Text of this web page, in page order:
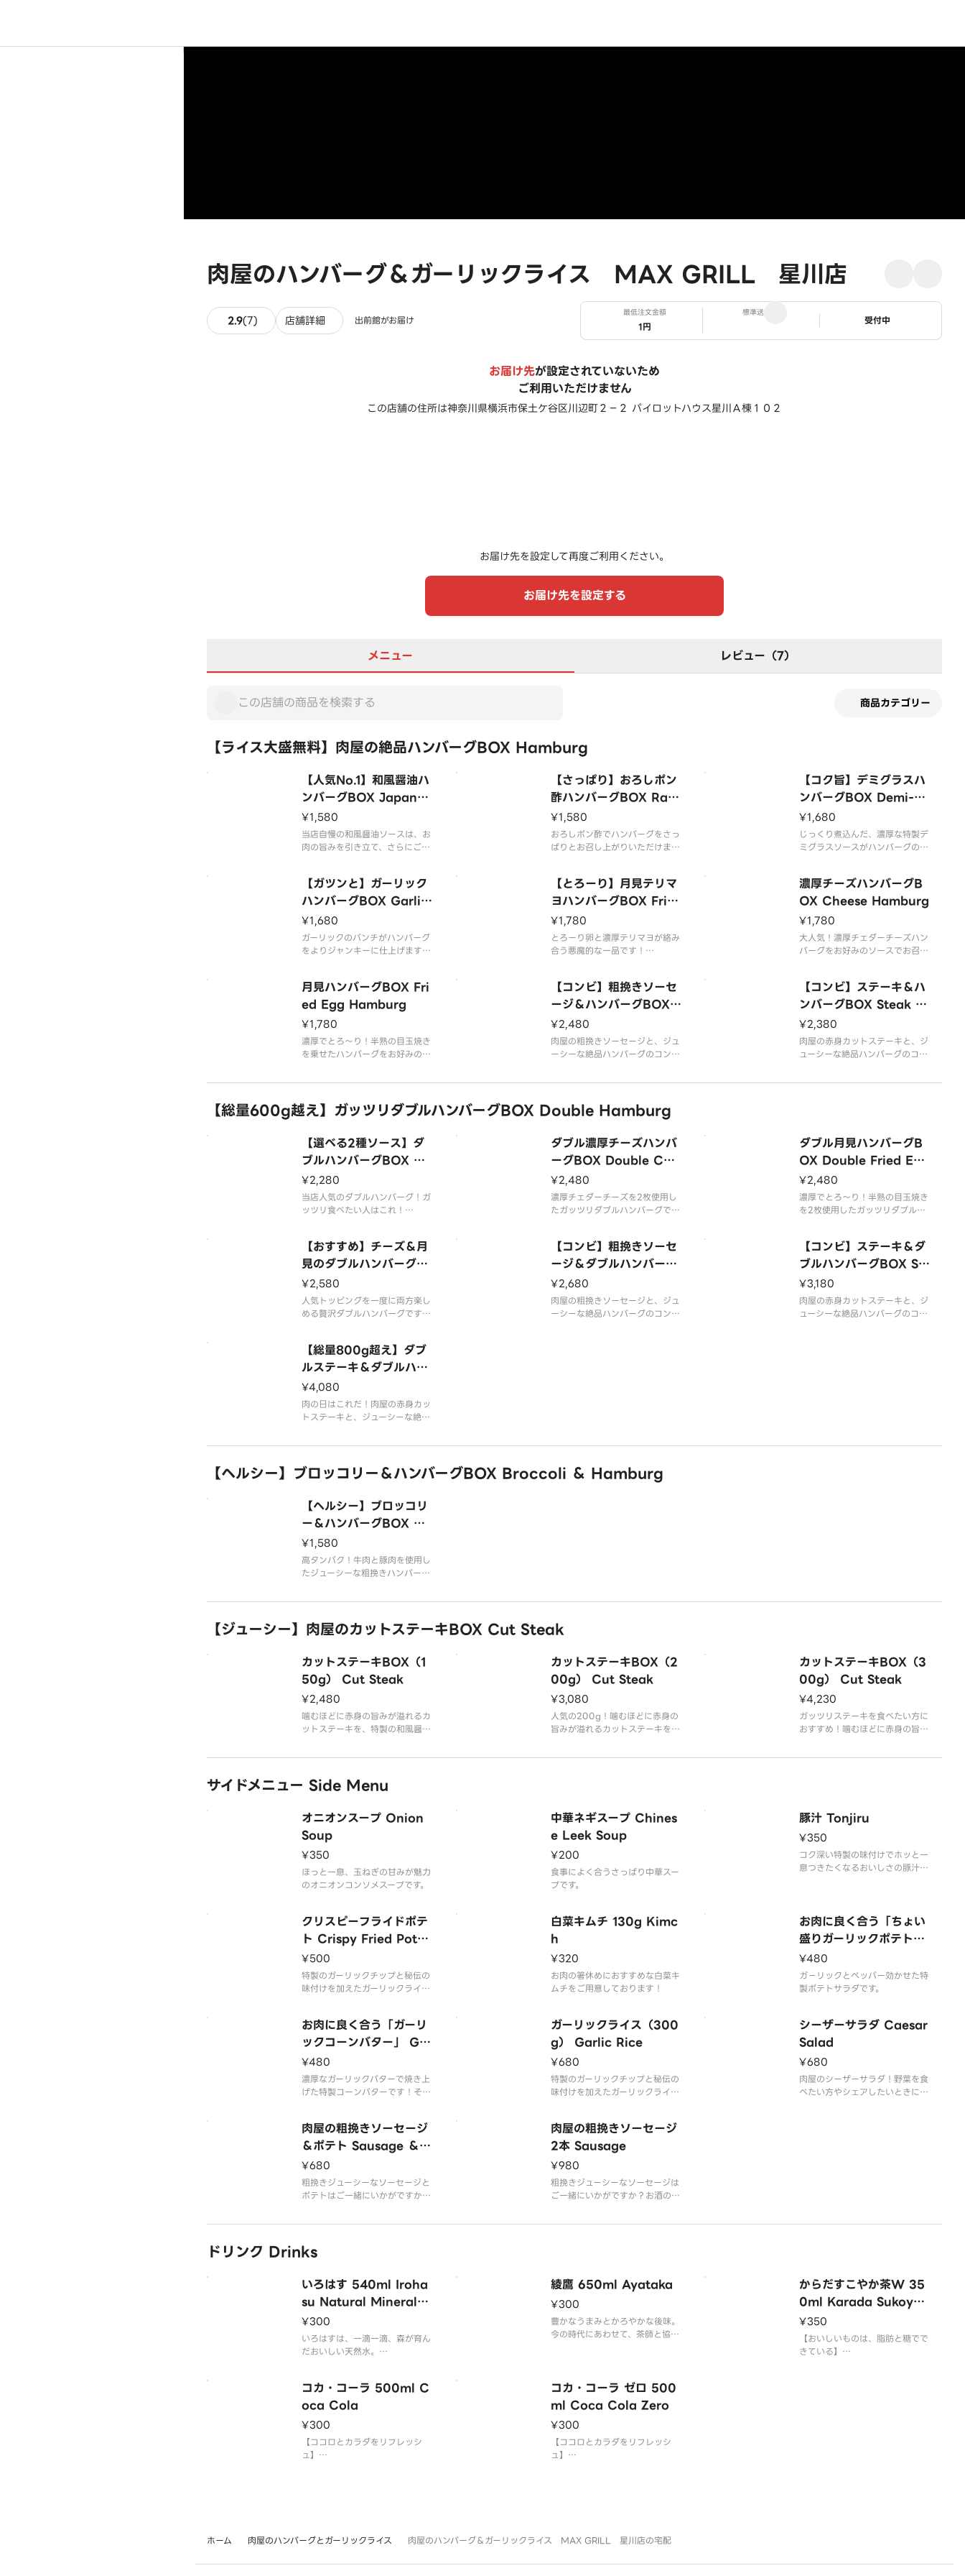
肉屋のハンバーグ＆ガーリックライス MAX GRILL 星川店
2.9(7) 7件のレビュー
店舗詳細 出前館がお届け
最低注文金額
1円
標準送料
ステータス
受付中
お届け先が設定されていないため
ご利用いただけません
この店舗の住所は神奈川県横浜市保土ケ谷区川辺町２－２ パイロットハウス星川Ａ棟１０２
お届け先を設定して再度ご利用ください。
お届け先を設定する
メニュー レビュー（7）
商品カテゴリー
【ライス大盛無料】肉屋の絶品ハンバーグBOX Hamburg
【人気No.1】和風醤油ハ
ンバーグBOX Japanes
e Soy Sauce Hambur
g
¥1,580
当店自慢の和風醤油ソースは、お
肉の旨みを引き立て、さらにご飯
な粗挽きハンバーグBOXを、ど
うぞお腹いっぱいご堪能くださ
ライスは大盛無料でご用意してお
ります。
粗挽きハンバーグ
添え野菜
【さっぱり】おろしポン
酢ハンバーグBOX Radi
sh Ponzu Hamburg
¥1,580
おろしポン酢でハンバーグをさっ
ぱりとお召し上がりいただけま
な粗挽きハンバーグBOXを、ど
うぞお腹いっぱいご堪能くださ
ライスは大盛無料でご用意してお
ります。
粗挽きハンバーグ
添え野菜
おろしポ
【コク旨】デミグラスハ
ンバーグBOX Demi-gl
ace Hamburg
¥1,680
じっくり煮込んだ、濃厚な特製デ
ミグラスソースがハンバーグの旨
な粗挽きハンバーグBOXを、ど
うぞお腹いっぱいお楽しみくださ
ライスは大盛無料でご用意してお
ります。
粗挽きハンバーグ
添え野
【ガツンと】ガーリック
ハンバーグBOX Garlic
Hamburg
¥1,680
ガーリックのパンチがハンバーグ
をよりジャンキーに仕上げます！
うぞお腹いっぱいお楽しみくださ
い。
ライスは大盛無料でご用意してお
ります。
粗挽きハンバーグ
ライス
フライド
【とろーり】月見テリマ
ヨハンバーグBOX Frie
d Egg Teriyaki Mayo
Hamburg
¥1,780
とろーり卵と濃厚テリマヨが絡み
合う悪魔的な一品です！
うぞお腹いっぱいお楽しみくださ
い。
ライスは大盛無料でご用意してお
ります。
粗挽きハンバーグ
ライス
目玉焼き
濃厚チーズハンバーグB
OX Cheese Hamburg
¥1,780
大人気！濃厚チェダーチーズハン
バーグをお好みのソースでお召し
な粗挽きハンバーグBOXを、ど
うぞお腹いっぱいお楽しみくださ
ライスは大盛無料でご用意してお
ります。
【商品内容】
月見ハンバーグBOX Fri
ed Egg Hamburg
¥1,780
濃厚でとろ〜り！半熟の目玉焼き
を乗せたハンバーグをお好みのソ
す！
な粗挽きハンバーグBOXを、ど
うぞお腹いっぱいお楽しみくださ
ライスは大盛無料でご用意してお
【商品内容】
粗挽き目玉焼
【コンビ】粗挽きソーセ
ージ＆ハンバーグBOX S
ausage ＆ Hamburg
¥2,480
肉屋の粗挽きソーセージと、ジュ
ーシーな絶品ハンバーグのコン
りいただけます！
な粗挽きハンバーグBOXを、ど
うぞお腹いっぱいお楽しみくださ
ライスは大盛無料でご用意してお
【コンビ】ステーキ＆ハ
ンバーグBOX Steak ＆
Hamburg
¥2,380
肉屋の赤身カットステーキと、ジ
ューシーな絶品ハンバーグのコン
りいただけます！
ライスは大盛無料でご用意してお
【商品内容】
【総量600g越え】ガッツリダブルハンバーグBOX Double Hamburg
【選べる2種ソース】ダ
ブルハンバーグBOX Do
uble Hamburg
¥2,280
当店人気のダブルハンバーグ！ガ
ッツリ食べたい人はこれ！
どうぞお腹いっぱいご堪能くださ
い。
お好みに合わせて、2種類のソー
スをお選びいただけます。
ライスは大盛無料でご用意してお
【商品内
ダブル濃厚チーズハンバ
ーグBOX Double Che
ese Hamburg
¥2,480
濃厚チェダーチーズを2枚使用し
たガッツリダブルハンバーグで
な粗挽きのハンバーグBOXを、
どうぞお腹いっぱいご堪能くださ
お好みに合わせて、2種類のソー
スをお選びいただけます。
ダブル月見ハンバーグB
OX Double Fried Egg
Hamburg
¥2,480
濃厚でとろ〜り！半熟の目玉焼き
を2枚使用したガッツリダブルハ
な粗挽きのハンバーグBOXを、
どうぞお腹いっぱいご堪能くださ
お好みに合わせて、2種類のソー
スをお選びいただけます。
【おすすめ】チーズ＆月
見のダブルハンバーグB
OX Cheese ＆ Fried
Egg Double Hambur
g
¥2,580
人気トッピングを一度に両方楽し
める贅沢ダブルハンバーグです！
Xを、どうぞお腹いっぱいご堪能
ください。
お好みに合わせて、2種類のソー
スをお選びいただけます。
ライスは大盛無料でご用意してお
【コンビ】粗挽きソーセ
ージ＆ダブルハンバーグ
BOX Sausage ＆ Dou
ble Hamburg
¥2,680
肉屋の粗挽きソーセージと、ジュ
ーシーな絶品ハンバーグのコン
ダブル粗挽きハンバーグ
【コンビ】ステーキ＆ダ
ブルハンバーグBOX St
eak ＆ Double Hamb
urg
¥3,180
肉屋の赤身カットステーキと、ジ
ューシーな絶品ハンバーグのコン
ダブル粗挽きハンバーグ
【総量800g超え】ダブ
ルステーキ＆ダブルハン
バーグBOX Double St
eak ＆ Hamburg
¥4,080
肉の日はこれだ！肉屋の赤身カッ
トステーキと、ジューシーな絶品
わう大満足ハンバーグです。
お好みに合わせて、2種類のソー
スをお選びいただけます。
ります。
ダブル粗挽きハンバーグ
ダブ
【ヘルシー】ブロッコリー＆ハンバーグBOX Broccoli ＆ Hamburg
【ヘルシー】ブロッコリ
ー＆ハンバーグBOX Br
occoli ＆ Hamburg
¥1,580
高タンパク！牛肉と豚肉を使用し
たジューシーな粗挽きハンバーグ
です。
ておりません。※
粗挽きハンバーグ
添え野菜
ブロッコリー
選択ソース
【ジューシー】肉屋のカットステーキBOX Cut Steak
カットステーキBOX（1
50g） Cut Steak
¥2,480
噛むほどに赤身の旨みが溢れるカ
ットステーキを、特製の和風醤油
ります。
ガーリックライスへの変更が可能
※記載のグラム数は、ステーキの
生肉の状態での表記です。
【商品内容】
カットステーキ
添え
カットステーキBOX（2
00g） Cut Steak
¥3,080
人気の200g！噛むほどに赤身の
旨みが溢れるカットステーキを、
ください！
です。
※記載のグラム数は、ステーキの
生肉の状態での表記です。
【商品内容】
カッ
カットステーキBOX（3
00g） Cut Steak
¥4,230
ガッツリステーキを食べたい方に
おすすめ！噛むほどに赤身の旨み
の和風醤油ソースでお楽しみくだ
ガーリックライスへの変更が可能
です。
※記載のグラム数は、ステーキの
生肉の状態での表記です
サイドメニュー Side Menu
オニオンスープ Onion
Soup
¥350
ほっと一息、玉ねぎの甘みが魅力
のオニオンコンソメスープです。
中華ネギスープ Chines
e Leek Soup
¥200
食事によく合うさっぱり中華スー
プです。
豚汁 Tonjiru
¥350
コク深い特製の味付けでホッと一
息つきたくなるおいしさの豚汁で
た。
ぜひご賞味ください。
クリスピーフライドポテ
ト Crispy Fried Potat
o
¥500
特製のガーリックチップと秘伝の
味付けを加えたガーリックライス
白菜キムチ 130g Kimc
h
¥320
お肉の箸休めにおすすめな白菜キ
ムチをご用意しております！
お肉に良く合う「ちょい
盛りガーリックポテトサ
ラダ」 Garlic Potato
Salad
¥480
ガ－リックとペッパー効かせた特
製ポテトサラダです。
お肉に良く合う「ガーリ
ックコーンバター」 Gar
lic Corn Butter
¥480
濃厚なガーリックバターで焼き上
げた特製コーンバターです！その
ガーリックライス（300
g） Garlic Rice
¥680
特製のガーリックチップと秘伝の
味付けを加えたガーリックライス
シーザーサラダ Caesar
Salad
¥680
肉屋のシーザーサラダ！野菜を食
べたい方やシェアしたいときにお
肉屋の粗挽きソーセージ
＆ポテト Sausage ＆ F
ried Potato
¥680
粗挽きジューシーなソーセージと
ポテトはご一緒にいかがですか？
肉屋の粗挽きソーセージ
2本 Sausage
¥980
粗挽きジューシーなソーセージは
ご一緒にいかがですか？お酒のお
ドリンク Drinks
いろはす 540ml Iroha
su Natural Mineral
Water
¥300
いろはすは、一滴一滴、森が育ん
だおいしい天然水。
水し、280項目以上に及ぶ厳しい
品質管理を実施。
ターです。
綾鷹 650ml Ayataka
¥300
豊かなうまみとかろやかな後味。
今の時代にあわせて、茶師と協働
は軽やかな味わいどうぞお楽しみ
ください。
からだすこやか茶W 35
0ml Karada Sukoyak
a Tea W
¥350
【おいしいものは、脂肪と糖でで
きている】
コカ・コーラ 500ml C
oca Cola
¥300
【ココロとカラダをリフレッシ
ュ】
国や地域に及びます。
コカ・コーラ ゼロ 500
ml Coca Cola Zero
¥300
【ココロとカラダをリフレッシ
ュ】
文化を越えて世界中の人々に愛さ
ホーム 肉屋のハンバーグとガーリックライス 肉屋のハンバーグ＆ガーリックライス MAX GRILL 星川店の宅配